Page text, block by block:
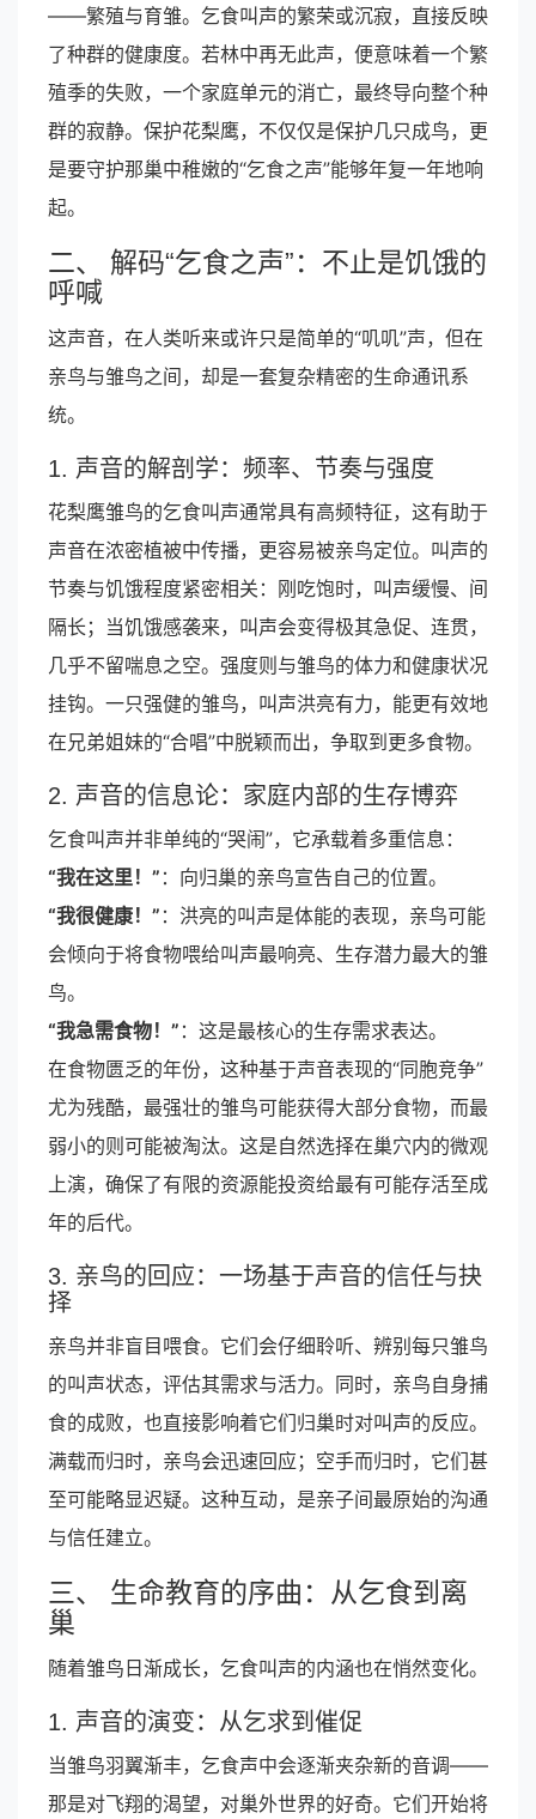
——繁殖与育雏。乞食叫声的繁荣或沉寂，直接反映
了种群的健康度。若林中再无此声，便意味着一个繁
殖季的失败，一个家庭单元的消亡，最终导向整个种
群的寂静。保护花梨鹰，不仅仅是保护几只成鸟，更
是要守护那巢中稚嫩的“乞食之声”能够年复一年地响
起。
二、 解码“乞食之声”：不止是饥饿的
呼喊
这声音，在人类听来或许只是简单的“叽叽”声，但在
亲鸟与雏鸟之间，却是一套复杂精密的生命通讯系
统。
1. 声音的解剖学：频率、节奏与强度
花梨鹰雏鸟的乞食叫声通常具有高频特征，这有助于
声音在浓密植被中传播，更容易被亲鸟定位。叫声的
节奏与饥饿程度紧密相关：刚吃饱时，叫声缓慢、间
隔长；当饥饿感袭来，叫声会变得极其急促、连贯，
几乎不留喘息之空。强度则与雏鸟的体力和健康状况
挂钩。一只强健的雏鸟，叫声洪亮有力，能更有效地
在兄弟姐妹的“合唱”中脱颖而出，争取到更多食物。
2. 声音的信息论：家庭内部的生存博弈
乞食叫声并非单纯的“哭闹”，它承载着多重信息：
“我在这里！” ：向归巢的亲鸟宣告自己的位置。
“我很健康！” ：洪亮的叫声是体能的表现，亲鸟可能
会倾向于将食物喂给叫声最响亮、生存潜力最大的雏
鸟。
“我急需食物！” ：这是最核心的生存需求表达。
在食物匮乏的年份，这种基于声音表现的“同胞竞争”
尤为残酷，最强壮的雏鸟可能获得大部分食物，而最
弱小的则可能被淘汰。这是自然选择在巢穴内的微观
上演，确保了有限的资源能投资给最有可能存活至成
年的后代。
3. 亲鸟的回应：一场基于声音的信任与抉
择
亲鸟并非盲目喂食。它们会仔细聆听、辨别每只雏鸟
的叫声状态，评估其需求与活力。同时，亲鸟自身捕
食的成败，也直接影响着它们归巢时对叫声的反应。
满载而归时，亲鸟会迅速回应；空手而归时，它们甚
至可能略显迟疑。这种互动，是亲子间最原始的沟通
与信任建立。
三、 生命教育的序曲：从乞食到离
巢
随着雏鸟日渐成长，乞食叫声的内涵也在悄然变化。
1. 声音的演变：从乞求到催促
当雏鸟羽翼渐丰，乞食声中会逐渐夹杂新的音调——
那是对飞翔的渴望，对巢外世界的好奇。它们开始将